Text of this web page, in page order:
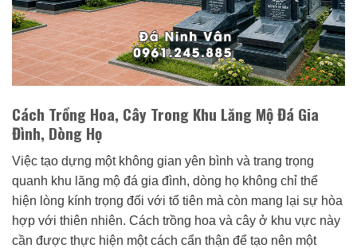
Cách Trồng Hoa, Cây Trong Khu Lăng Mộ Đá Gia
Đình, Dòng Họ
Việc tạo dựng một không gian yên bình và trang trọng
quanh khu lăng mộ đá gia đình, dòng họ không chỉ thể
hiện lòng kính trọng đối với tổ tiên mà còn mang lại sự hòa
hợp với thiên nhiên. Cách trồng hoa và cây ở khu vực này
cần được thực hiện một cách cẩn thận để tạo nên một